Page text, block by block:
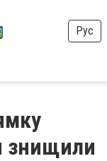
Рус
знищили